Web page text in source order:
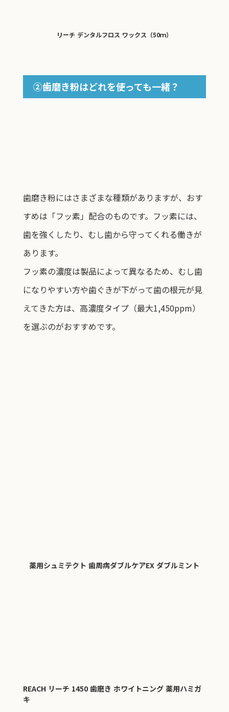
リーチ デンタルフロス ワックス（50ｍ）
②歯磨き粉はどれを使っても一緒？
歯磨き粉にはさまざまな種類がありますが、おす
すめは「フッ素」配合のものです。フッ素には、
歯を強くしたり、むし歯から守ってくれる働きが
あります。
フッ素の濃度は製品によって異なるため、むし歯
になりやすい方や歯ぐきが下がって歯の根元が見
えてきた方は、高濃度タイプ（最大1,450ppm）
を選ぶのがおすすめです。
薬用シュミテクト 歯周病ダブルケアEX ダブルミント
REACH リーチ 1450 歯磨き ホワイトニング 薬用ハミガ
キ